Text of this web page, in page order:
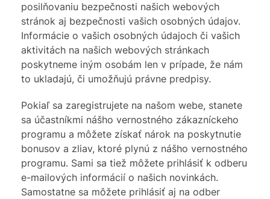
posilňovaniu bezpečnosti našich webových
stránok aj bezpečnosti vašich osobných údajov.
Informácie o vašich osobných údajoch či vašich
aktivitách na našich webových stránkach
poskytneme iným osobám len v prípade, že nám
to ukladajú, či umožňujú právne predpisy.
Pokiaľ sa zaregistrujete na našom webe, stanete
sa účastníkmi nášho vernostného zákazníckeho
programu a môžete získať nárok na poskytnutie
bonusov a zliav, ktoré plynú z nášho vernostného
programu. Sami sa tiež môžete prihlásiť k odberu
e-mailových informácií o našich novinkách.
Samostatne sa môžete prihlásiť aj na odber